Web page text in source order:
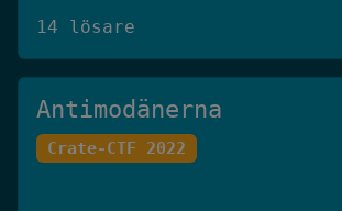
14 lösare
Antimodänerna
Crate-CTF 2022